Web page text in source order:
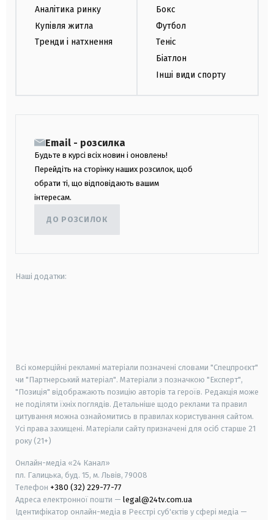
Аналітика ринку
Купівля житла
Тренди і натхнення
Бокс
Футбол
Теніс
Біатлон
Інші види спорту
Email - розсилка
Будьте в курсі всіх новин і оновлень!
Перейдіть на сторінку наших розсилок, щоб
обрати ті, що відповідають вашим
інтересам.
ДО РОЗСИЛОК
Наші додатки:
Всі комерційні рекламні матеріали позначені словами "Спецпроєкт"
чи "Партнерський матеріал". Матеріали з позначкою "Експерт",
"Позиція" відображають позицію авторів та героїв. Редакція може
не поділяти їхніх поглядів. Детальніше щодо реклами та правил
цитування можна ознайомитись в правилах користування сайтом.
Усі права захищені. Матеріали сайту призначені для осіб старше 21
року (21+)
Онлайн-медіа «24 Канал»
пл. Галицька, буд. 15, м. Львів, 79008
Телефон +380 (32) 229-77-77
Адреса електронної пошти — legal@24tv.com.ua
Ідентифікатор онлайн-медіа в Реєстрі суб'єктів у сфері медіа —